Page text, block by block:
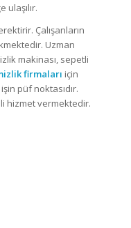
Çalışanların
Uzman
makinası, sepetli
firmaları için
püf noktasıdır.
hizmet vermektedir.